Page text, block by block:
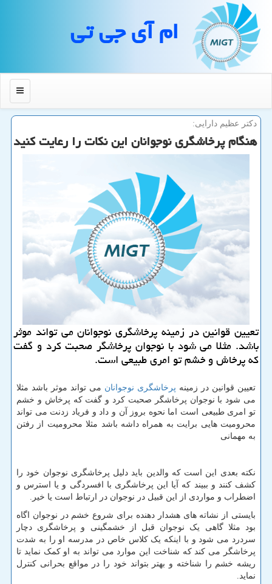
ام آی جی تی
منو
دكتر عظیم دارایی:
هنگام پرخاشگری نوجوانان این نكات را رعایت كنید
تعیین قوانین در زمینه پرخاشگری نوجوانان می تواند موثر
باشد. مثلا می شود با نوجوان پرخاشگر صحبت كرد و گفت
كه پرخاش و خشم تو امری طبیعی است.
تعیین قوانین در زمینه پرخاشگری نوجوانان می تواند موثر باشد مثلا
می شود با نوجوان پرخاشگر صحبت کرد و گفت که پرخاش و خشم
تو امری طبیعی است اما نحوه بروز آن و داد و فریاد زدنت می تواند
محرومیت هایی برایت به همراه داشه باشد مثلا محرومیت از رفتن
به مهمانی
نکته بعدی این است که والدین باید دلیل پرخاشگری نوجوان خود را
کشف کنند و ببیند که آیا این پرخاشگری با افسردگی و یا استرس و
اضطراب و مواردی از این قبیل در نوجوان در ارتباط است یا خیر.
بایستی از نشاته های هشدار دهنده برای شروع خشم در نوجوان اگاه
بود مثلا گاهی یک نوجوان قبل از خشمگینی و پرخاشگری دچار
سردرد می شود و با اینکه یک کلاس خاص در مدرسه او را به شدت
پرخاشگر می کند که شناخت این موارد می تواند به او کمک نماید تا
ریشه خشم را شناخته و بهتر بتواند خود را در مواقع بحرانی کنترل
نماید.